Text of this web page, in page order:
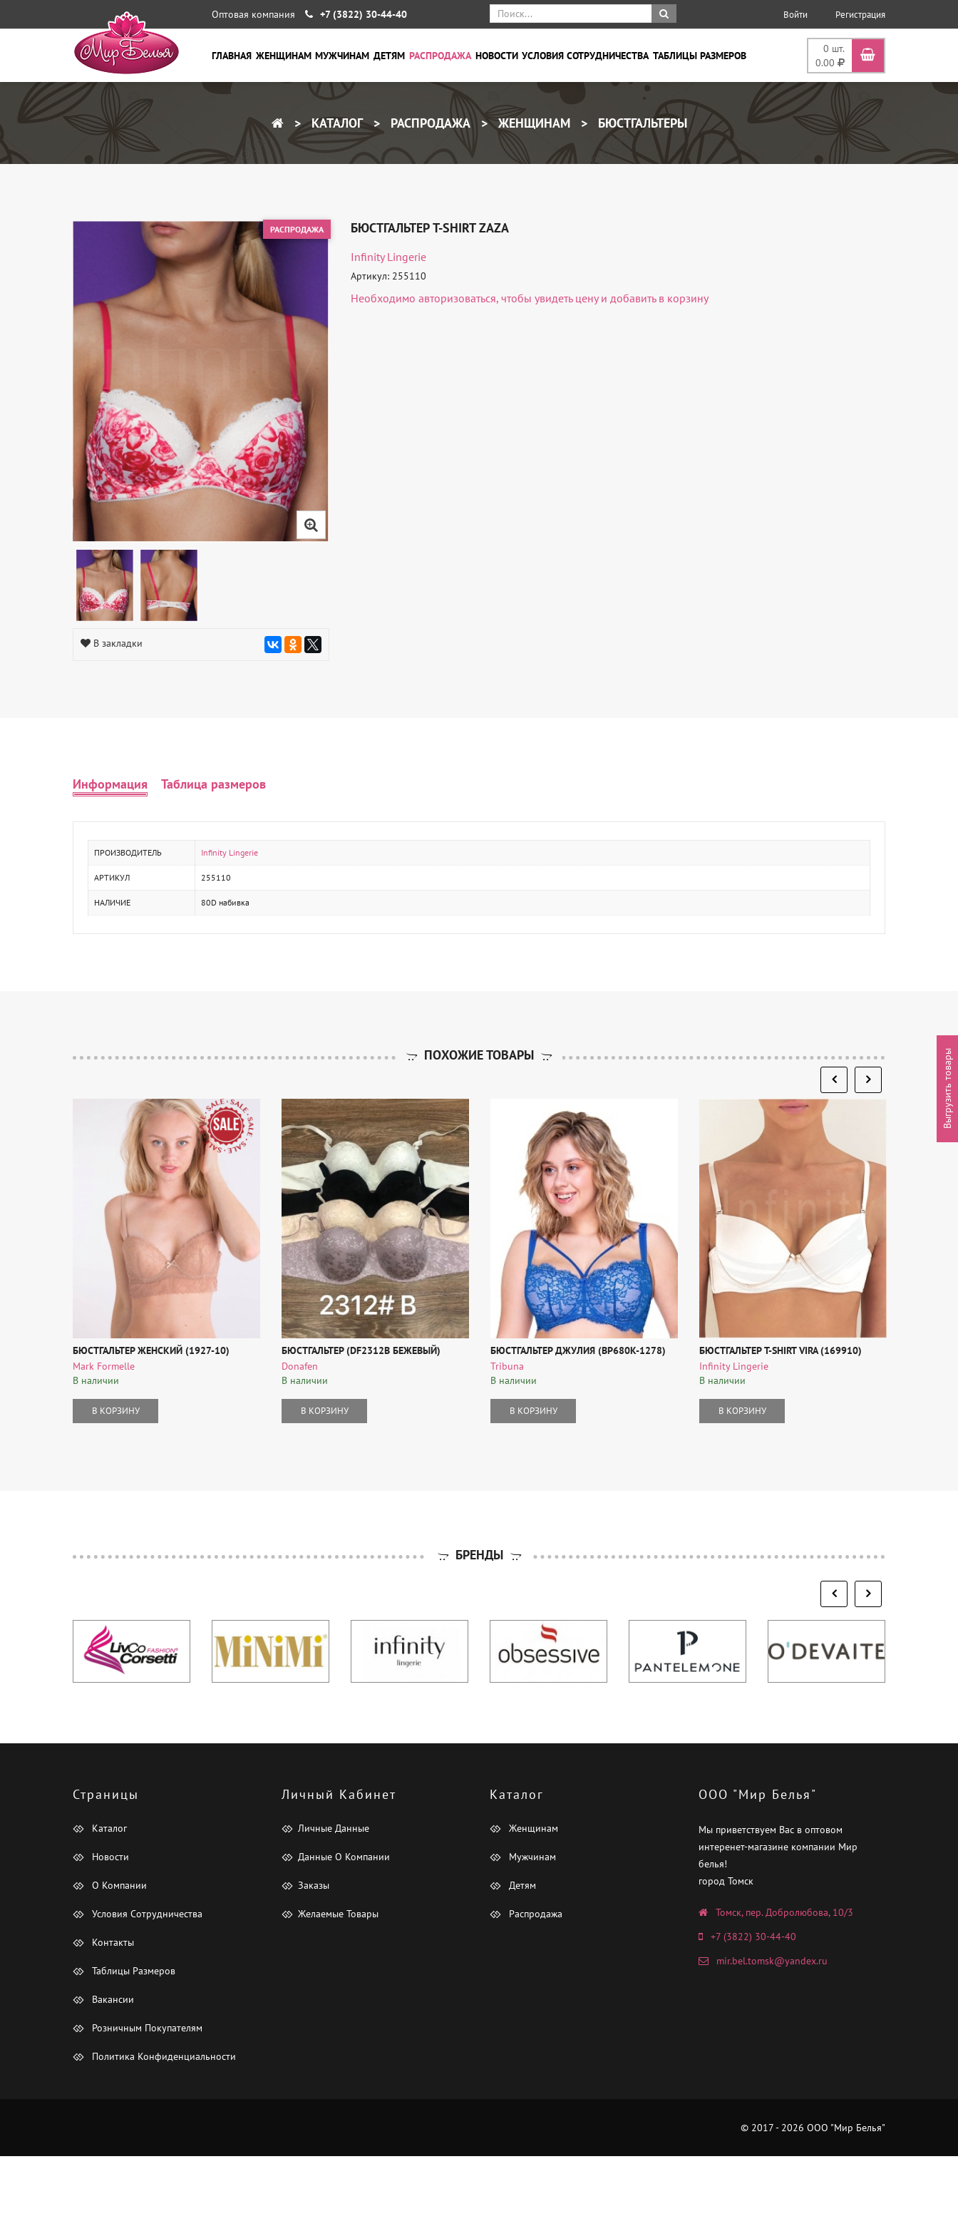
Оптовая компания +7 (3822) 30-44-40 Войти Регистрация
0 шт.
0.00
ГЛАВНАЯ ЖЕНЩИНАМ МУЖЧИНАМ ДЕТЯМ РАСПРОДАЖА НОВОСТИ УСЛОВИЯ СОТРУДНИЧЕСТВА ТАБЛИЦЫ РАЗМЕРОВ
КАТАЛОГ РАСПРОДАЖА ЖЕНЩИНАМ БЮСТГАЛЬТЕРЫ
РАСПРОДАЖА
В закладки
БЮСТГАЛЬТЕР T-SHIRT ZAZA
Infinity Lingerie
Артикул: 255110
Необходимо авторизоваться, чтобы увидеть цену и добавить в корзину
Информация Таблица размеров
ПРОИЗВОДИТЕЛЬ Infinity Lingerie
АРТИКУЛ 255110
НАЛИЧИЕ 80D набивка
ПОХОЖИЕ ТОВАРЫ
БЮСТГАЛЬТЕР ЖЕНСКИЙ (1927-10)
Mark Formelle
В наличии
В КОРЗИНУ
БЮСТГАЛЬТЕР (DF2312B БЕЖЕВЫЙ)
Donafen
В наличии
В КОРЗИНУ
БЮСТГАЛЬТЕР ДЖУЛИЯ (BP680K-1278)
Tribuna
В наличии
В КОРЗИНУ
БЮСТГАЛЬТЕР T-SHIRT VIRA (169910)
Infinity Lingerie
В наличии
В КОРЗИНУ
БРЕНДЫ
Страницы
Каталог
Новости
О Компании
Условия Сотрудничества
Контакты
Таблицы Размеров
Вакансии
Розничным Покупателям
Политика Конфиденциальности
Личный Кабинет
Личные Данные
Данные О Компании
Заказы
Желаемые Товары
Каталог
Женщинам
Мужчинам
Детям
Распродажа
ООО "Мир Белья"
Мы приветствуем Вас в оптовом
интеренет-магазине компании Мир
белья!
город Томск
Томск, пер. Добролюбова, 10/3
+7 (3822) 30-44-40
mir.bel.tomsk@yandex.ru
© 2017 - 2026 ООО "Мир Белья"
Выгрузить товары